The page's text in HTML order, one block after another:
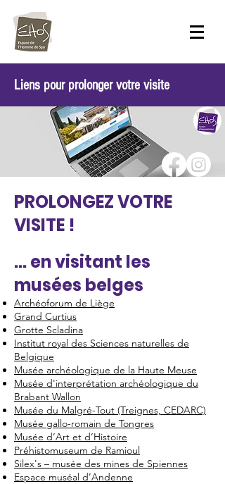
Liens pour prolonger votre visite
PROLONGEZ VOTRE
VISITE !
... en visitant les
musées belges
Archéoforum de Liège
Grand Curtius
Grotte Scladina
Institut royal des Sciences naturelles de
Belgique
Musée archéologique de la Haute Meuse
Musée d'interprétation archéologique du
Brabant Wallon
Musée du Malgré-Tout (Treignes, CEDARC)
Musée gallo-romain de Tongres
Musée d’Art et d’Histoire
Préhistomuseum de Ramioul
Silex's – musée des mines de Spiennes
Espace muséal d’Andenne